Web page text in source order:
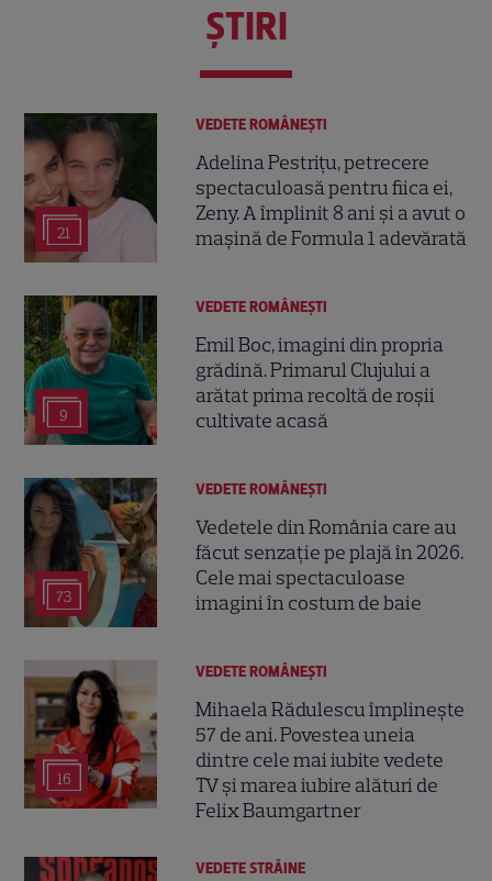
ŞTIRI
21
VEDETE ROMÂNEŞTI
Adelina Pestrițu, petrecere
spectaculoasă pentru fiica ei,
Zeny. A împlinit 8 ani și a avut o
mașină de Formula 1 adevărată
9
VEDETE ROMÂNEŞTI
Emil Boc, imagini din propria
grădină. Primarul Clujului a
arătat prima recoltă de roșii
cultivate acasă
73
VEDETE ROMÂNEŞTI
Vedetele din România care au
făcut senzație pe plajă în 2026.
Cele mai spectaculoase
imagini în costum de baie
16
VEDETE ROMÂNEŞTI
Mihaela Rădulescu împlinește
57 de ani. Povestea uneia
dintre cele mai iubite vedete
TV și marea iubire alături de
Felix Baumgartner
VEDETE STRĂINE